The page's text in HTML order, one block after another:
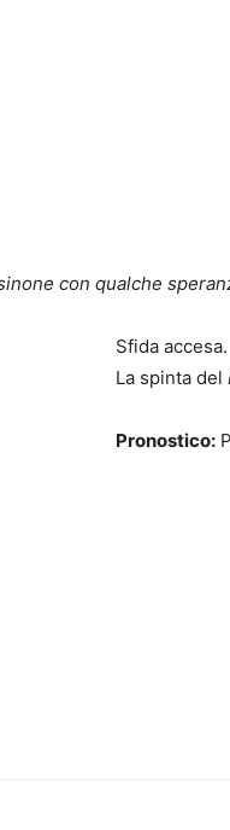
con qualche
Sfida accesa.
La spinta del
Pronostico: